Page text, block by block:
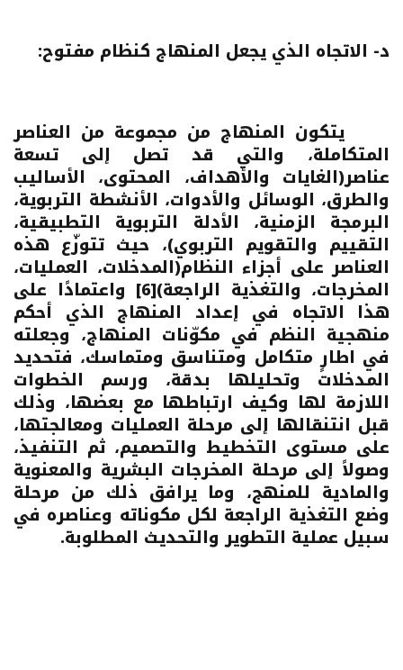
د- الاتجاه الذي يجعل المنهاج كنظام مفتوح:
يتكون المنهاج من مجموعة من العناصر
المتكاملة، والتي قد تصل إلى تسعة
عناصر(الغايات والأهداف، المحتوى، الأساليب
والطرق، الوسائل والأدوات، الأنشطة التربوية،
البرمجة الزمنية، الأدلة التربوية التطبيقية،
التقييم والتقويم التربوي)، حيث تتوزّع هذه
العناصر على أجزاء النظام(المدخلات، العمليات،
المخرجات، والتغذية الراجعة)[6] واعتمادًا على
هذا الاتجاه في إعداد المنهاج الذي أحكم
منهجية النظم في مكوّنات المنهاج، وجعلته
في اطارٍ متكامل ومتناسق ومتماسك، فتحديد
المدخلات وتحليلها بدقة، ورسم الخطوات
اللازمة لها وكيف ارتباطها مع بعضها، وذلك
قبل انتنقالها إلى مرحلة العمليات ومعالجتها،
على مستوى التخطيط والتصميم، ثم التنفيذ،
وصولاً إلى مرحلة المخرجات البشرية والمعنوية
والمادية للمنهج، وما يرافق ذلك من مرحلة
وضع التغذية الراجعة لكل مكوناته وعناصره في
سبيل عملية التطوير والتحديث المطلوبة.